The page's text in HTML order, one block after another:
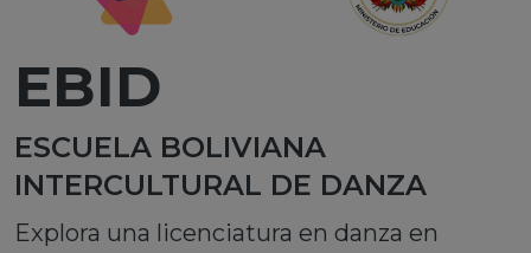
EBID
ESCUELA BOLIVIANA
INTERCULTURAL DE DANZA
Explora una licenciatura en danza en